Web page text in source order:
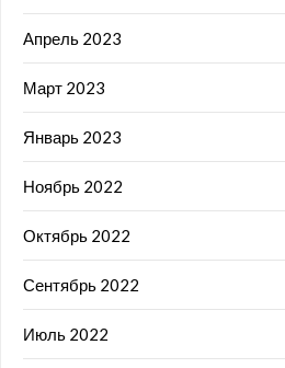
Апрель 2023
Март 2023
Январь 2023
Ноябрь 2022
Октябрь 2022
Сентябрь 2022
Июль 2022